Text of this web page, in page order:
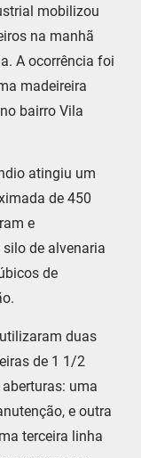
mobilizou
na manhã
A ocorrência foi
madeireira
bairro Vila
atingiu um
de 450
e
de alvenaria
de
duas
de 1 1/2
uma
e outra
terceira linha